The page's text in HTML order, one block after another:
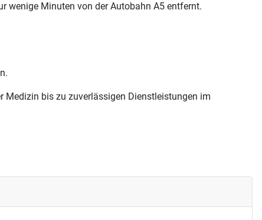
wenige Minuten von der Autobahn A5 entfernt.
bis zu zuverlässigen Dienstleistungen im